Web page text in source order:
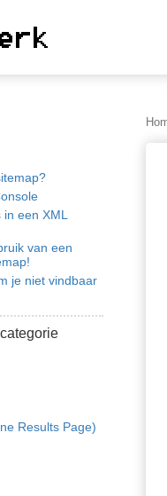
een XML
van een
je niet vindbaar
Results Page)